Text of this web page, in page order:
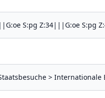
S:pg Z:34|||G:oe S:pg
> Internationale